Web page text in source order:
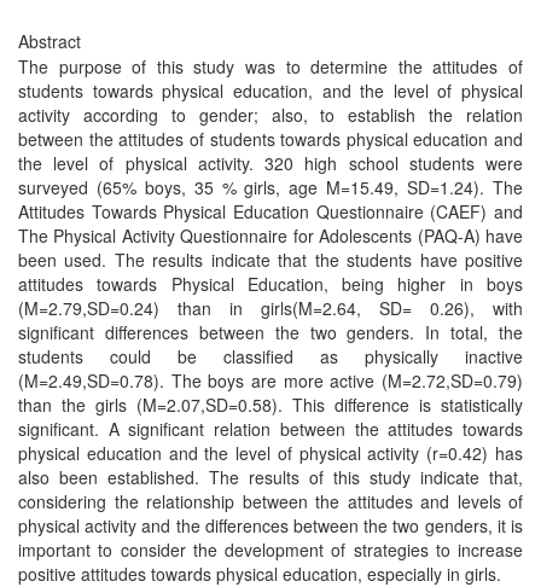
Abstract
The purpose of this study was to determine the attitudes of
students towards physical education, and the level of physical
activity according to gender; also, to establish the relation
between the attitudes of students towards physical education and
the level of physical activity. 320 high school students were
surveyed (65% boys, 35 % girls, age M=15.49, SD=1.24). The
Attitudes Towards Physical Education Questionnaire (CAEF) and
The Physical Activity Questionnaire for Adolescents (PAQ-A) have
been used. The results indicate that the students have positive
attitudes towards Physical Education, being higher in boys
(M=2.79,SD=0.24) than in girls(M=2.64, SD= 0.26), with
significant differences between the two genders. In total, the
students could be classified as physically inactive
(M=2.49,SD=0.78). The boys are more active (M=2.72,SD=0.79)
than the girls (M=2.07,SD=0.58). This difference is statistically
significant. A significant relation between the attitudes towards
physical education and the level of physical activity (r=0.42) has
also been established. The results of this study indicate that,
considering the relationship between the attitudes and levels of
physical activity and the differences between the two genders, it is
important to consider the development of strategies to increase
positive attitudes towards physical education, especially in girls.